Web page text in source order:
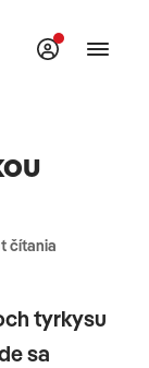
čítania
tyrkysu
sa